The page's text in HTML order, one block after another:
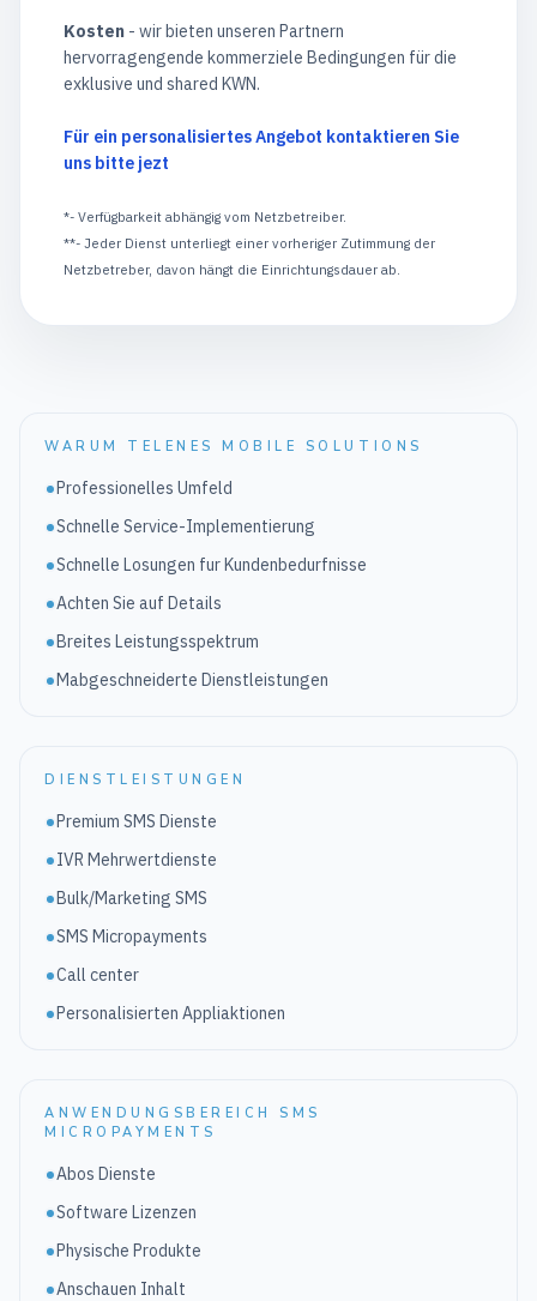
Kosten - wir bieten unseren Partnern
hervorragengende kommerziele Bedingungen für die
exklusive und shared KWN.
Für ein personalisiertes Angebot kontaktieren Sie
uns bitte jezt
*- Verfügbarkeit abhängig vom Netzbetreiber.
**- Jeder Dienst unterliegt einer vorheriger Zutimmung der
Netzbetreber, davon hängt die Einrichtungsdauer ab.
WARUM TELENES MOBILE SOLUTIONS
Professionelles Umfeld
Schnelle Service-Implementierung
Schnelle Losungen fur Kundenbedurfnisse
Achten Sie auf Details
Breites Leistungsspektrum
Mabgeschneiderte Dienstleistungen
DIENSTLEISTUNGEN
Premium SMS Dienste
IVR Mehrwertdienste
Bulk/Marketing SMS
SMS Micropayments
Call center
Personalisierten Appliaktionen
ANWENDUNGSBEREICH SMS
MICROPAYMENTS
Abos Dienste
Software Lizenzen
Physische Produkte
Anschauen Inhalt